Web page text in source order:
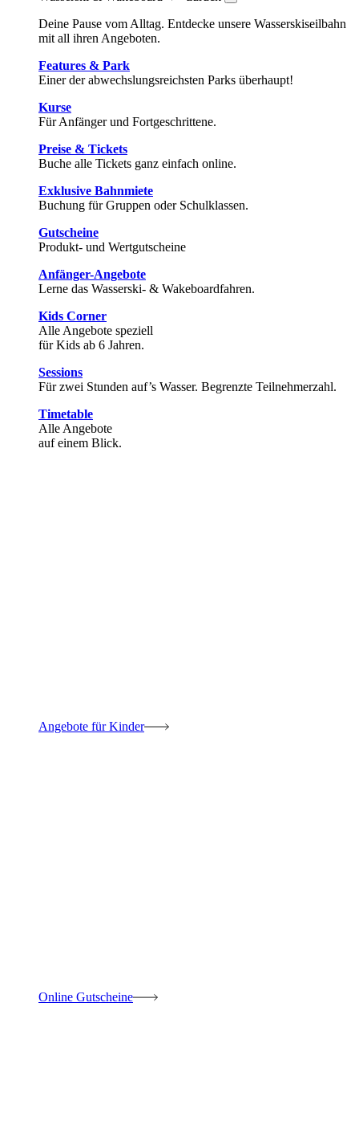
Deine Pause vom Alltag. Entdecke unsere Wasserskiseilbahn
mit all ihren Angeboten.
Features & Park
Einer der abwechslungsreichsten Parks überhaupt!
Kurse
Für Anfänger und Fortgeschrittene.
Preise & Tickets
Buche alle Tickets ganz einfach online.
Exklusive Bahnmiete
Buchung für Gruppen oder Schulklassen.
Gutscheine
Produkt- und Wertgutscheine
Anfänger-Angebote
Lerne das Wasserski- & Wakeboardfahren.
Kids Corner
Alle Angebote speziell
für Kids ab 6 Jahren.
Sessions
Für zwei Stunden auf’s Wasser. Begrenzte Teilnehmerzahl.
Timetable
Alle Angebote
auf einem Blick.
Angebote für Kinder
Online Gutscheine